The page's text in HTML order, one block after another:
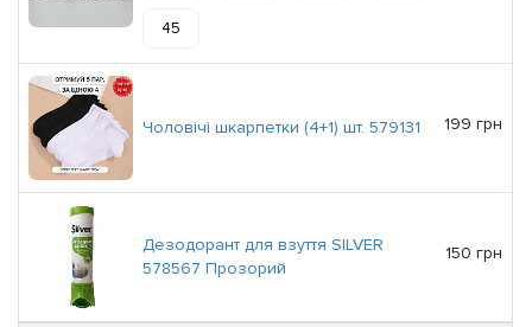
45
Чоловічі шкарпетки (4+1) шт. 579131 199 грн
Дезодорант для взуття SILVER
578567 Прозорий
150 грн